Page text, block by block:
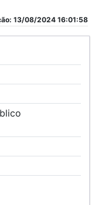
13/08/2024 16:01:58